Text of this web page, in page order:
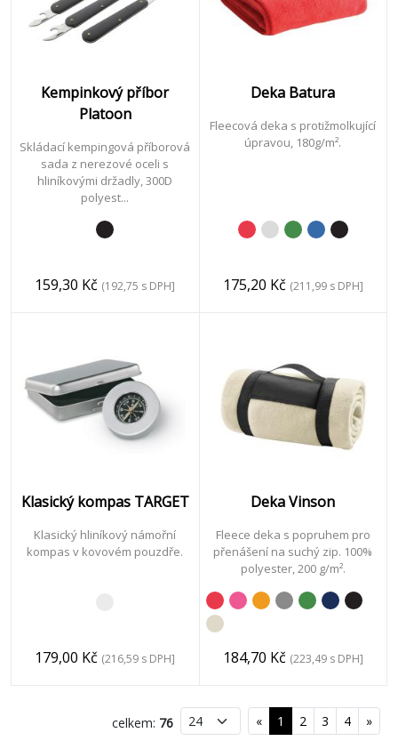
Kempinkový příbor
Platoon
Skládací kempingová příborová
sada z nerezové oceli s
hliníkovými držadly, 300D
polyest...
159,30 Kč (192,75 s DPH]
Deka Batura
Fleecová deka s protižmolkující
úpravou, 180g/m².
175,20 Kč (211,99 s DPH]
Klasický kompas TARGET
Klasický hliníkový námořní
kompas v kovovém pouzdře.
179,00 Kč (216,59 s DPH]
Deka Vinson
Fleece deka s popruhem pro
přenášení na suchý zip. 100%
polyester, 200 g/m².
184,70 Kč (223,49 s DPH]
celkem: 76 « 1 2 3 4 »